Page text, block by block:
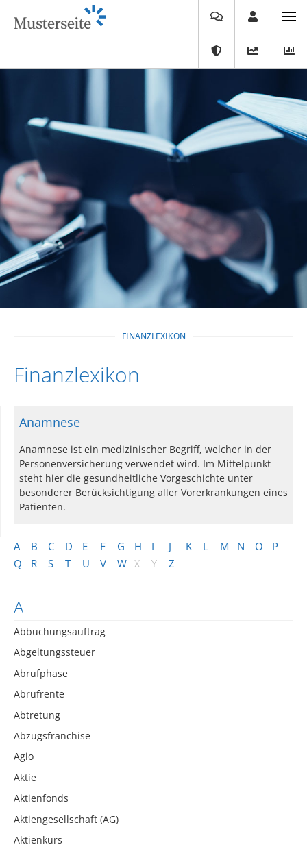
FINANZLEXIKON
Finanzlexikon
A B C D E F G H I J K L M N O
P
Q
R S T U V W X Y Z
A
Abbuchungsauftrag
Abgeltungssteuer
Abrufphase
Abrufrente
Abtretung
Abzugsfranchise
Agio
Aktie
Aktienfonds
Aktiengesellschaft (AG)
Aktienkurs
Anamnese
Anamnese ist ein medizinischer Begriff, welcher in der
Personenversicherung verwendet wird. Im Mittelpunkt
steht hier die gesundheitliche Vorgeschichte unter
besonderer Berücksichtigung aller Vorerkrankungen eines
Patienten.